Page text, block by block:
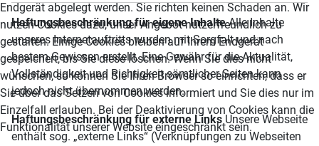
Haftungsbeschränkung für eigene InhalteAlle Inhalte
unseres Internetauftritts wurden mit Sorgfalt und nach
bestem Gewissen erstellt. Eine Gewähr für die Aktualität,
Vollständigkeit und Richtigkeit sämtlicher Seiten kann
jedoch nicht übernommen werden.
Haftungsbeschränkung für externe Links Unsere Webseite
enthält sog. „externe Links“ (Verknüpfungen zu Webseiten
Endgerät abgelegt werden. Sie richten keinen Schaden an. Wir
nutzen Cookies dazu, unser Angebot nutzerfreundlich zu
gestalten. Einige Cookies bleiben auf Ihrem Endgerät
gespeichert, bis Sie diese löschen. Wenn Sie dies nicht
wünschen, so können Sie Ihren Browser so einrichten, dass er
Sie über das Setzen von Cookies informiert und Sie dies nur im
Einzelfall erlauben. Bei der Deaktivierung von Cookies kann die
Funktionalität unserer Website eingeschränkt sein.